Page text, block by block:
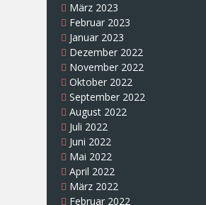
März 2023
Februar 2023
Januar 2023
Dezember 2022
November 2022
Oktober 2022
September 2022
August 2022
Juli 2022
Juni 2022
Mai 2022
April 2022
März 2022
Februar 2022